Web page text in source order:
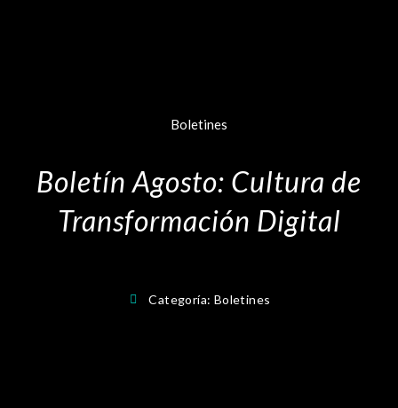
Boletines
Boletín Agosto: Cultura de
Transformación Digital
Categoría: Boletines